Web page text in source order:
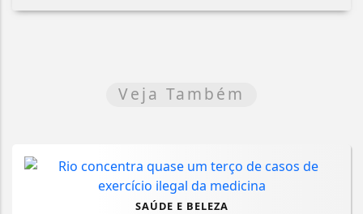
Veja Também
SAÚDE E BELEZA